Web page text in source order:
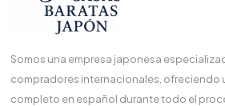
Somos una empresa japonesa
compradores internacionales, ofreciendo
completo en español durante todo el